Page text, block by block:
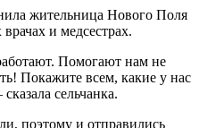
жительница Нового Поля
и медсестрах.
Помогают нам не
Покажите всем, какие у нас
сельчанка.
поэтому и отправились